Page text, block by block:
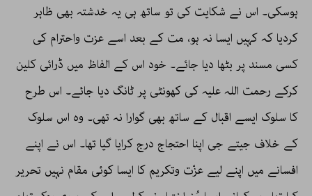
ہوسکی۔ اس نے شکایت کی تو ساتھ ہی یہ خدشتہ بھی ظاہر
کردیا کہ کہیں ایسا نہ ہو، مت کے بعد اسے عزت واحترام کی
کسی مسند پر بٹھا دیا جائے۔ خود اس کے الفاظ میں ڈرائی کلین
کرکے رحمت اللہ علیہ کی کھونٹی پر ٹانگ دیا جائے۔ اس طرح
کا سلوک ایسے اقبال کے ساتھ بھی گوارا نہ تھی۔ وہ اس سلوک
کے خلاف جیتے جی اپنا احتجاج درج کرایا گیا تھا۔ اس نے اپنے
افسانے میں اپنے لیے عزّت وتکریم کا ایسا کوئی مقام نہیں تحریر